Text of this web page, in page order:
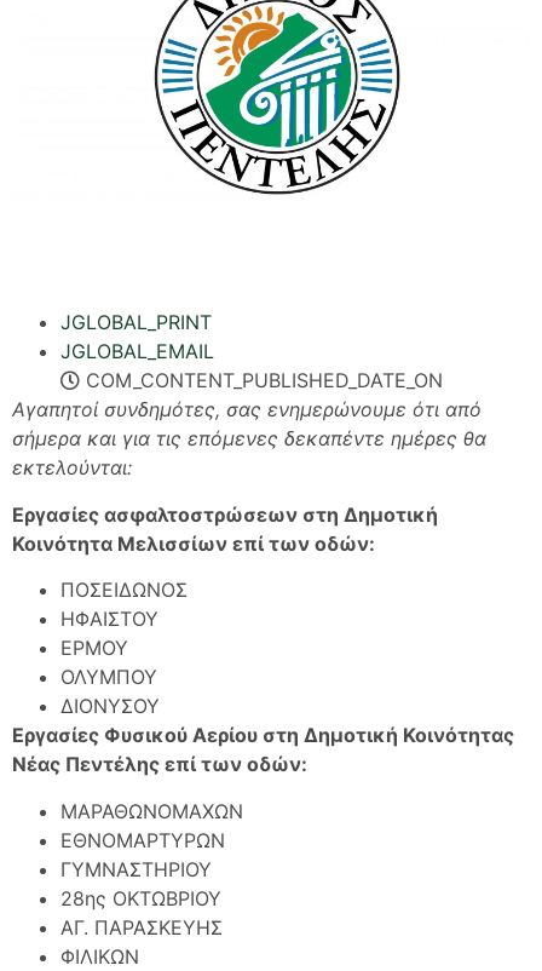
JGLOBAL_PRINT
JGLOBAL_EMAIL
COM_CONTENT_PUBLISHED_DATE_ON
Αγαπητοί συνδημότες, σας ενημερώνουμε ότι από
σήμερα και για τις επόμενες δεκαπέντε ημέρες θα
εκτελούνται:
Εργασίες ασφαλτοστρώσεων στη Δημοτική
Κοινότητα Mελισσίων επί των οδών:
ΠΟΣΕΙΔΩΝΟΣ
ΗΦΑΙΣΤΟΥ
ΕΡΜΟΥ
ΟΛΥΜΠΟΥ
ΔΙΟΝΥΣΟΥ
Εργασίες Φυσικού Αερίου στη Δημοτική Κοινότητας
Νέας Πεντέλης επί των οδών:
ΜΑΡΑΘΩΝΟΜΑΧΩΝ
ΕΘΝΟΜΑΡΤΥΡΩΝ
ΓΥΜΝΑΣΤΗΡΙΟΥ
28ης ΟΚΤΩΒΡΙΟΥ
ΑΓ. ΠΑΡΑΣΚΕΥΗΣ
ΦΙΛΙΚΩΝ